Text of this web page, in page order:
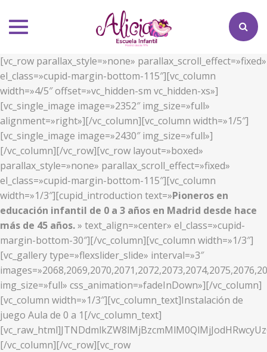
Toggle
[vc_row parallax_style=»none» parallax_scroll_effect=»fixed»
el_class=»cupid-margin-bottom-115″][vc_column
width=»4/5″ offset=»vc_hidden-sm vc_hidden-xs»]
[vc_single_image image=»2352″ img_size=»full»
alignment=»right»][/vc_column][vc_column width=»1/5″]
[vc_single_image image=»2430″ img_size=»full»]
[/vc_column][/vc_row][vc_row layout=»boxed»
parallax_style=»none» parallax_scroll_effect=»fixed»
el_class=»cupid-margin-bottom-115″][vc_column
width=»1/3″][cupid_introduction text=»Pioneros en
educación infantil de 0 a 3 años en Madrid desde hace
más de 45 años.» text_align=»center» el_class=»cupid-
margin-bottom-30″][/vc_column][vc_column width=»1/3″]
[vc_gallery type=»flexslider_slide» interval=»3″
img_size=»full» css_animation=»fadeInDown»][/vc_column]
[vc_column width=»1/3″][vc_column_text]Instalación de
juego Aula de 0 a 1[/vc_column_text]
[/vc_column][/vc_row][vc_row